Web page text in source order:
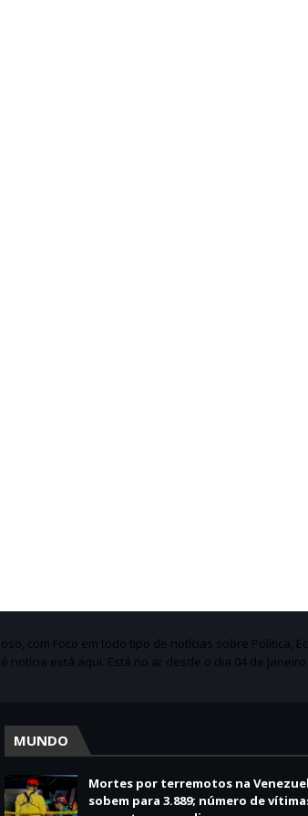
com Foco em todo tipo de notícias sobre Política,
está aqui. Está no ar desde o dia 04 de Janeiro
MUNDO
Mortes por terremotos na
sobem para 3.889; número de